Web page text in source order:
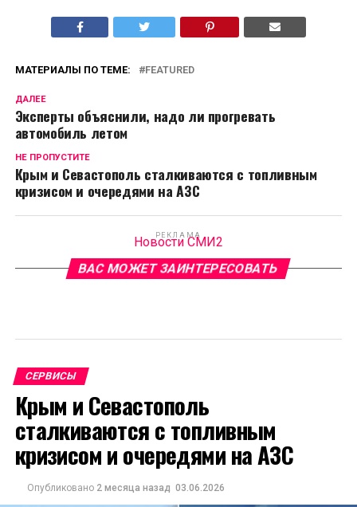
МАТЕРИАЛЫ ПО ТЕМЕ: FEATURED
ДАЛЕЕ
Эксперты объяснили, надо ли прогревать
автомобиль летом
НЕ ПРОПУСТИТЕ
Крым и Севастополь сталкиваются с топливным
кризисом и очередями на АЗС
РЕКЛАМА
Новости СМИ2
ВАС МОЖЕТ ЗАИНТЕРЕСОВАТЬ
СЕРВИСЫ
Крым и Севастополь
сталкиваются с топливным
кризисом и очередями на АЗС
Опубликовано 2 месяца назад 03.06.2026